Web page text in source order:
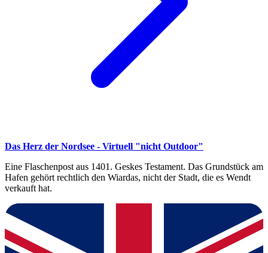
Das Herz der Nordsee - Virtuell "nicht Outdoor"
Eine Flaschenpost aus 1401. Geskes Testament. Das Grundstück am
Hafen gehört rechtlich den Wiardas, nicht der Stadt, die es Wendt
verkauft hat.